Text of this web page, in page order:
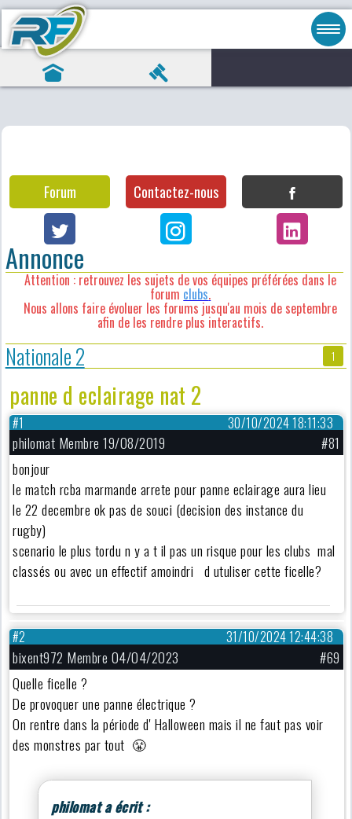
Forum Contactez-nous
Annonce
Attention : retrouvez les sujets de vos équipes préférées dans le
forum clubs.
Nous allons faire évoluer les forums jusqu'au mois de septembre
afin de les rendre plus interactifs.
Nationale 2 1
panne d eclairage nat 2
30/10/2024 18:11:33
#1
philomat Membre 19/08/2019
#81
bonjour
le match rcba marmande arrete pour panne eclairage aura lieu
le 22 decembre ok pas de souci (decision des instance du
rugby)
scenario le plus tordu n y a t il pas un risque pour les clubs mal
classés ou avec un effectif amoindri d utuliser cette ficelle?
31/10/2024 12:44:38
#2
bixent972 Membre 04/04/2023
#69
Quelle ficelle ?
De provoquer une panne électrique ?
On rentre dans la période d' Halloween mais il ne faut pas voir
des monstres par tout 😤
philomat a écrit :